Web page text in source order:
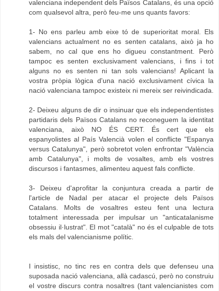
valenciana independent dels Països Catalans, és una opció
com qualsevol altra, però feu-me uns quants favors:
1- No ens parleu amb eixe tó de superioritat moral. Els
valencians actualment no es senten catalans, això ja ho
sabem, no cal que ens ho digueu constantment. Però
tampoc es senten exclusivament valencians, i fins i tot
alguns no es senten ni tan sols valencians! Aplicant la
vostra pròpia lògica d'una nació exclusivament cívica la
nació valenciana tampoc existeix ni mereix ser reivindicada.
2- Deixeu alguns de dir o insinuar que els independentistes
partidaris dels Països Catalans no reconeguem la identitat
valenciana, això NO ÉS CERT. És cert que els
espanyolistes al País Valencià volen el conflicte "Espanya
versus Catalunya", però sobretot volen enfrontar "València
amb Catalunya", i molts de vosaltes, amb els vostres
discursos i fantasmes, alimenteu aquest fals conflicte.
3- Deixeu d'aprofitar la conjuntura creada a partir de
l'article de Nadal per atacar el projecte dels Països
Catalans. Molts de vosaltres esteu fent una lectura
totalment interessada per impulsar un "anticatalanisme
obsessiu il·lustrat". El mot "català" no és el culpable de tots
els mals del valencianisme polític.
I insistisc, no tinc res en contra dels que defenseu una
suposada nació valenciana, allà cadascú, però no construiu
el vostre discurs contra nosaltres (tant valencianistes com